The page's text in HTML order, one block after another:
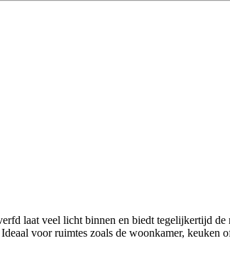
laat veel licht binnen en biedt tegelijkertijd
voor ruimtes zoals de woonkamer, keuken